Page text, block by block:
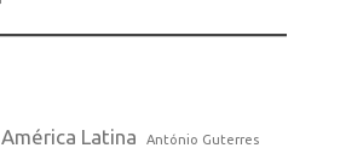
América Latina António Guterres